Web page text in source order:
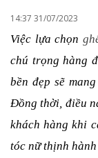
14:37 31/07/2023
Việc lựa chọn
chú trọng hàng
bền đẹp sẽ
Đồng thời, điều
khách hàng khi
tóc nữ thịnh